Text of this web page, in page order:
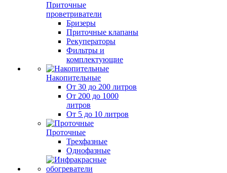
Приточные
проветриватели
Бризеры
Приточные клапаны
Рекуператоры
Фильтры и
комплектующие
Накопительные
От 30 до 200 литров
От 200 до 1000
литров
От 5 до 10 литров
Проточные
Трехфазные
Однофазные